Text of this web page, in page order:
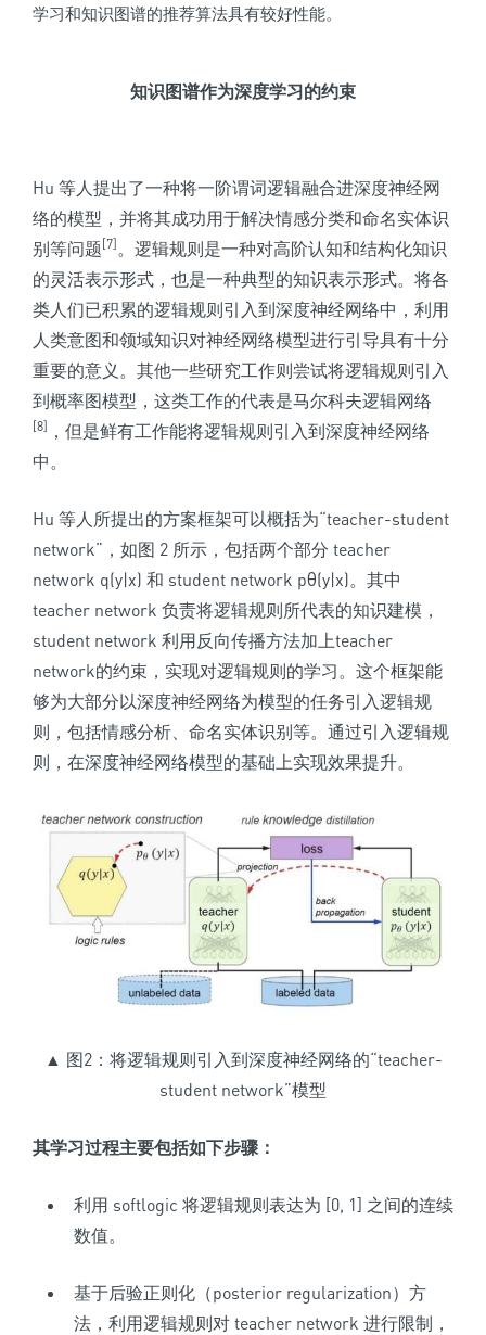
学习和知识图谱的推荐算法具有较好性能。
知识图谱作为深度学习的约束
Hu 等人提出了一种将一阶谓词逻辑融合进深度神经网
络的模型，并将其成功用于解决情感分类和命名实体识
别等问题[7]。逻辑规则是一种对高阶认知和结构化知识
的灵活表示形式，也是一种典型的知识表示形式。将各
类人们已积累的逻辑规则引入到深度神经网络中，利用
人类意图和领域知识对神经网络模型进行引导具有十分
重要的意义。 其他一些研究工作则尝试将逻辑规则引入
到概率图模型，这类工作的代表是马尔科夫逻辑网络
[8] ，但是鲜有工作能将逻辑规则引入到深度神经网络
中。
Hu 等人所提出的方案框架可以概括为“teacher-student
network” ，如图 2 所示，包括两个部分 teacher
network q(y|x) 和 student network pθ(y|x)。其中
teacher network 负责将逻辑规则所代表的知识建模，
student network 利用反向传播方法加上teacher
network的约束，实现对逻辑规则的学习。这个框架能
够为大部分以深度神经网络为模型的任务引入逻辑规
则，包括情感分析、命名实体识别等。通过引入逻辑规
则， 在深度神经网络模型的基础上实现效果提升。
▲ 图2：将逻辑规则引入到深度神经网络的“teacher-
student network”模型
其学习过程主要包括如下步骤：
利用 softlogic 将逻辑规则表达为 [0, 1] 之间的连续
数值。
基于后验正则化（posterior regularization）方
法，利用逻辑规则对 teacher network 进行限制，